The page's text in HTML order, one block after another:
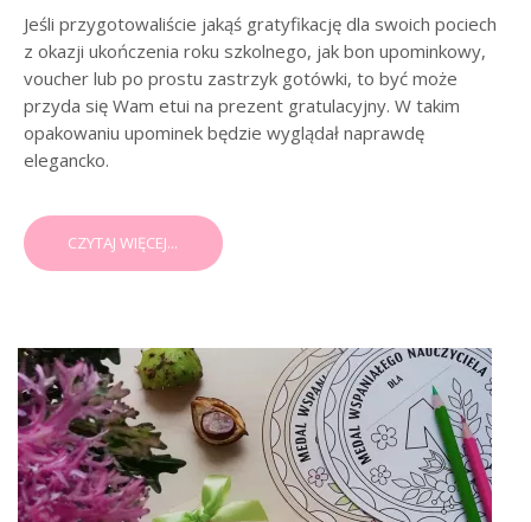
Jeśli przygotowaliście jakąś gratyfikację dla swoich pociech
z okazji ukończenia roku szkolnego, jak bon upominkowy,
voucher lub po prostu zastrzyk gotówki, to być może
przyda się Wam etui na prezent gratulacyjny. W takim
opakowaniu upominek będzie wyglądał naprawdę
elegancko.
CZYTAJ WIĘCEJ...